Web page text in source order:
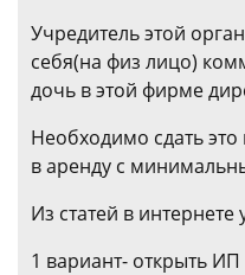
Учредитель этой
себя(на физ лицо)
дочь в этой фирме
Необходимо сдать
в аренду с
Из статей в
1 вариант- открыть